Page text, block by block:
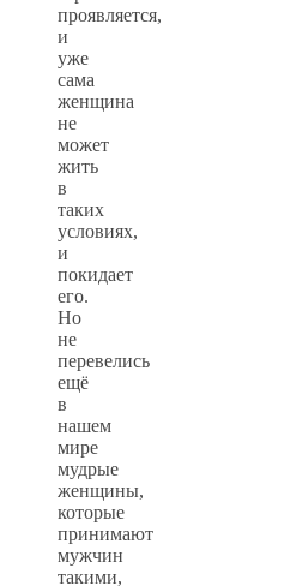
проявляется,
и
уже
сама
женщина
не
может
жить
в
таких
условиях,
и
покидает
его.
Но
не
перевелись
ещё
в
нашем
мире
мудрые
женщины,
которые
принимают
мужчин
такими,